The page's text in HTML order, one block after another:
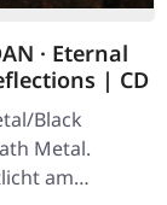
· Eternal
| CD
Black
Metal.
am